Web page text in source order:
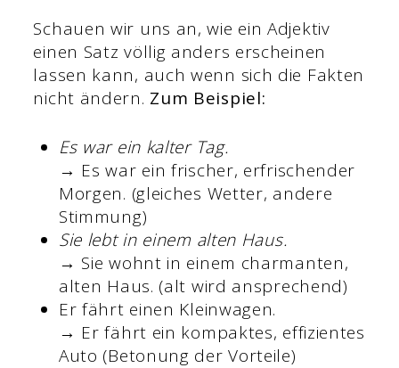
Schauen wir uns an, wie ein Adjektiv
einen Satz völlig anders erscheinen
lassen kann, auch wenn sich die Fakten
nicht ändern. Zum Beispiel:
Es war ein kalter Tag.
→ Es war ein frischer, erfrischender
Morgen. (gleiches Wetter, andere
Stimmung)
Sie lebt in einem alten Haus.
→ Sie wohnt in einem charmanten,
alten Haus. (alt wird ansprechend)
Er fährt einen Kleinwagen.
→ Er fährt ein kompaktes, effizientes
Auto (Betonung der Vorteile)